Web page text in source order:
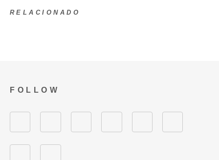
RELACIONADO
FOLLOW